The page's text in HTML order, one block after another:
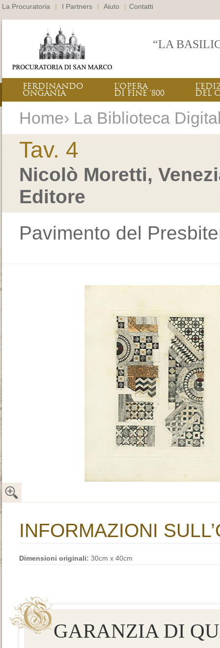
La Procuratoria | I Partners | Aiuto | Contatti
“LA
FERDINANDO
ONGANIA
L’OPERA
DI FINE ‘800 DEL
Home› La Biblioteca
Tav. 4
Nicolò Moretti,
Editore
Pavimento del
INFORMAZIONI
Dimensioni originali: 30cm x 40cm
GARANZIA DI